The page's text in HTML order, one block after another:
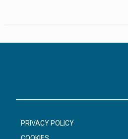
PRIVACY POLICY